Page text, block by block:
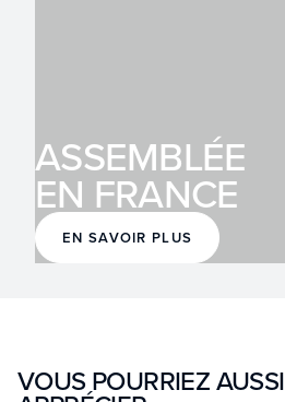
ASSEMBLÉE
EN FRANCE
EN SAVOIR PLUS
VOUS POURRIEZ AUSSI